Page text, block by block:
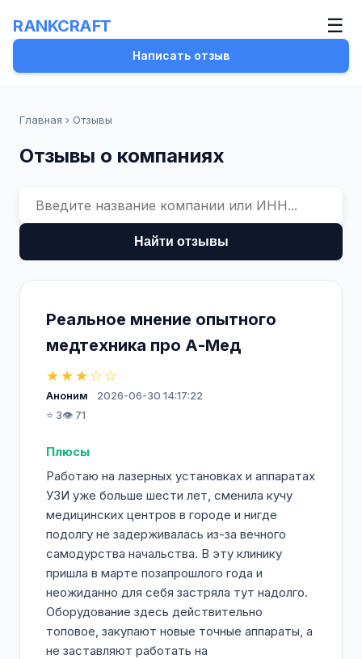
RANKCRAFT ☰
Написать отзыв
Главная › Отзывы
Отзывы о компаниях
Найти отзывы
Реальное мнение опытного
медтехника про А-Мед
★★★☆☆
Аноним
2026-06-30 14:17:22
⭐ 3👁️ 71
Плюсы
Работаю на лазерных установках и аппаратах
УЗИ уже больше шести лет, сменила кучу
медицинских центров в городе и нигде
подолгу не задерживалась из-за вечного
самодурства начальства. В эту клинику
пришла в марте позапрошлого года и
неожиданно для себя застряла тут надолго.
Оборудование здесь действительно
топовое, закупают новые точные аппараты, а
не заставляют работать на